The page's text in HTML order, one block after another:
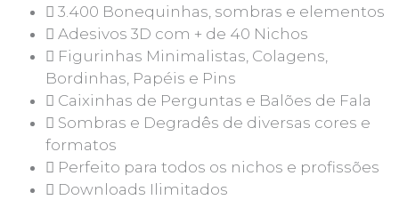
3.400 Bonequinhas, sombras e elementos
Adesivos 3D com + de 40 Nichos
Figurinhas Minimalistas, Colagens,
Bordinhas, Papéis e Pins
Caixinhas de Perguntas e Balões de Fala
Sombras e Degradês de diversas cores e
formatos
Perfeito para todos os nichos e profissões
Downloads Ilimitados